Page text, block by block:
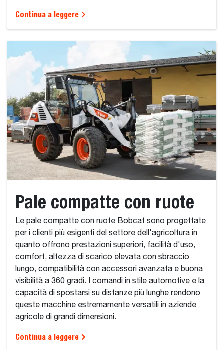
Continua a leggere
Pale compatte con ruote
Le pale compatte con ruote Bobcat sono progettate
per i clienti più esigenti del settore dell'agricoltura in
quanto offrono prestazioni superiori, facilità d'uso,
comfort, altezza di scarico elevata con sbraccio
lungo, compatibilità con accessori avanzata e buona
visibilità a 360 gradi. I comandi in stile automotive e la
capacità di spostarsi su distanze più lunghe rendono
queste macchine estremamente versatili in aziende
agricole di grandi dimensioni.
Continua a leggere